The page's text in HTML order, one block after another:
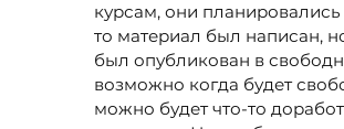
курсам, они
то материал был написан,
был опубликован в
возможно когда будет
можно будет что-то